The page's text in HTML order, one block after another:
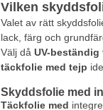
Vilken
Valet av rätt
lack, färg och
Välj då UV-
täckfolie med tejp
Skyddsfolie med
Täckfolie med